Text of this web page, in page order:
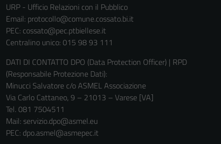
URP - Ufficio Relazioni con il Pubblico
Email: protocollo@comune.cossato.bi.it
PEC: cossato@pec.ptbiellese.it
Centralino unico: 015 98 93 111
DATI DI CONTATTO DPO (Data Protection Officer) | RPD
(Responsabile Protezione Dati):
Minucci Salvatore c/o ASMEL Associazione
Via Carlo Cattaneo, 9 – 21013 – Varese [VA]
Tel. 081 7504511
Mail: servizio.dpo@asmel.eu
PEC: dpo.asmel@asmepec.it